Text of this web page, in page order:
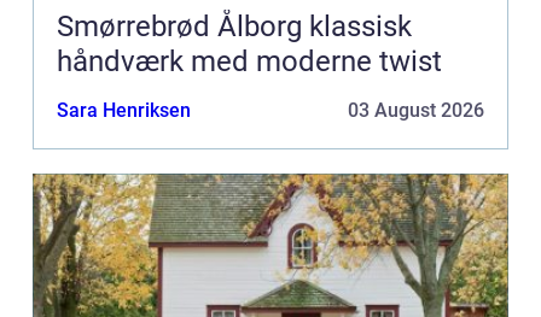
Smørrebrød Ålborg klassisk
håndværk med moderne twist
Sara Henriksen 03 August 2026